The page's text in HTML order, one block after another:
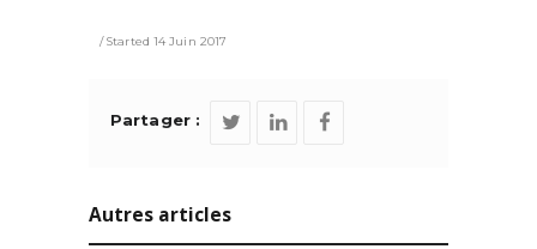
Started 14 Juin 2017
Partager :
Autres articles